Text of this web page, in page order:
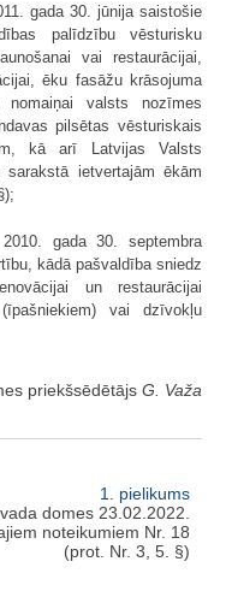
gada 30. jūnija saistošie
palīdzību vēsturisku
vai restaurācijai,
ēku fasāžu krāsojuma
valsts nozīmes
pilsētas vēsturiskais
kā arī Latvijas Valsts
sarakstā ietvertajām ēkām
gada 30. septembra
kādā pašvaldība sniedz
un restaurācijai
vai dzīvokļu
priekšsēdētājs G. Važa
1. pielikums
domes 23.02.2022.
noteikumiem Nr. 18
(prot. Nr. 3, 5. §)